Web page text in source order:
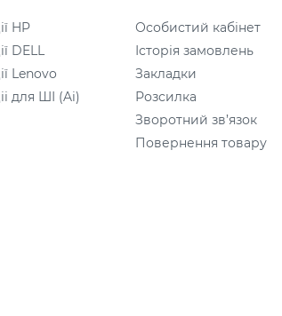
HP
DELL
Lenovo
для ШІ (Ai)
Особистий кабінет
Історія замовлень
Закладки
Розсилка
Зворотний зв’язок
Повернення товару